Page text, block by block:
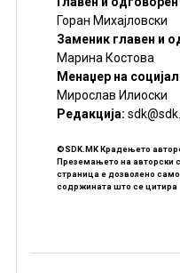
Горан Михајловски
Заменик главен и
Марина Костова
Менаџер на
Мирослав Илиоски
Редакцијa:
©SDK.MK Крадењето
Преземањето на авторски
страница е дозволено
содржината што се цитира